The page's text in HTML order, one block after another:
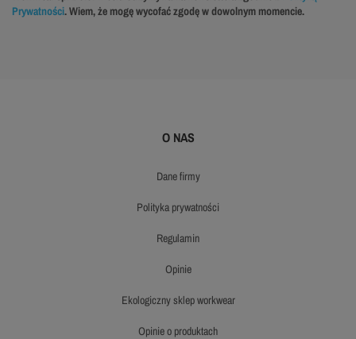
Prywatności. Wiem, że mogę wycofać zgodę w dowolnym momencie.
O NAS
dane firmy
polityka prywatności
regulamin
opinie
ekologiczny sklep workwear
opinie o produktach